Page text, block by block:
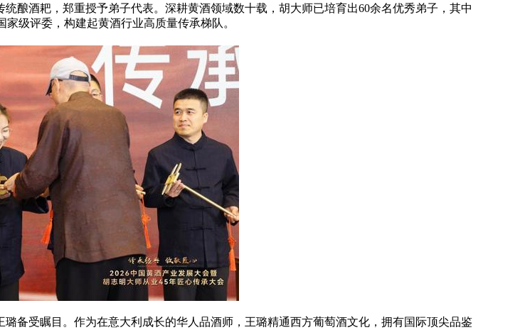
酿酒耙，郑重授予弟子代表。深耕黄酒领域数十载，胡大师已培育出60余名优秀弟子，其中
级评委，构建起黄酒行业高质量传承梯队。
备受瞩目。作为在意大利成长的华人品酒师，王璐精通西方葡萄酒文化，拥有国际顶尖品鉴